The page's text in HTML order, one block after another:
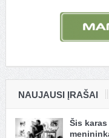
NAUJAUSI ĮRAŠAI
Šis